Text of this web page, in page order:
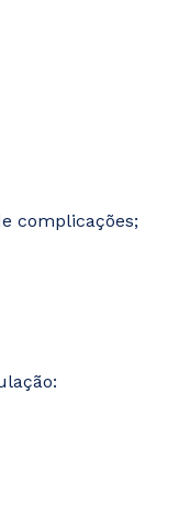
complicações;